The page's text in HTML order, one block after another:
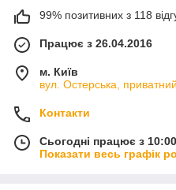
99% позитивних з 118
Працює з 26.04.2016
м. Київ
вул. Остерська,
Контакти
Сьогодні працює з
Показати весь графік